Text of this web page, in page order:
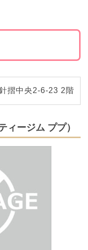
摺中央2-6-23 2階
ージム ププ）